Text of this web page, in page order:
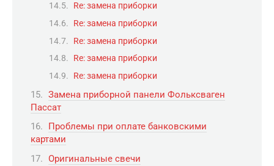
Re: замена приборки
Re: замена приборки
Re: замена приборки
Re: замена приборки
Re: замена приборки
Замена приборной панели Фольксваген
Пассат
Проблемы при оплате банковскими
картами
Оригинальные свечи